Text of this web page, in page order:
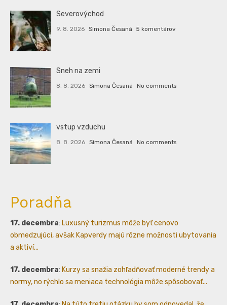
Severovýchod
9. 8. 2026 Simona Česaná 5 komentárov
Sneh na zemi
8. 8. 2026 Simona Česaná No comments
vstup vzduchu
8. 8. 2026 Simona Česaná No comments
Poradňa
17. decembra: Luxusný turizmus môže byť cenovo
obmedzujúci, avšak Kapverdy majú rôzne možnosti ubytovania
a aktiví...
17. decembra: Kurzy sa snažia zohľadňovať moderné trendy a
normy, no rýchlo sa meniaca technológia môže spôsobovať...